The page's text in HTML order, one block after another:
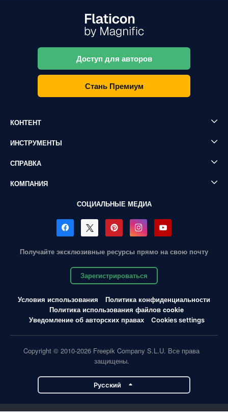
Доступ для авторов
Стань Премиум
КОНТЕНТ
ИНСТРУМЕНТЫ
СПРАВКА
КОМПАНИЯ
СОЦИАЛЬНЫЕ МЕДИА
Получайте эксклюзивные ресурсы прямо на свою почту
Зарегистрироваться
Условия использования
Политика конфиденциальности
Политика использования файлов cookie
Уведомление об авторских правах
Cookies settings
Copyright © 2010-2026 Freepik Company S.L.U. Все права
защищены.
Pусский